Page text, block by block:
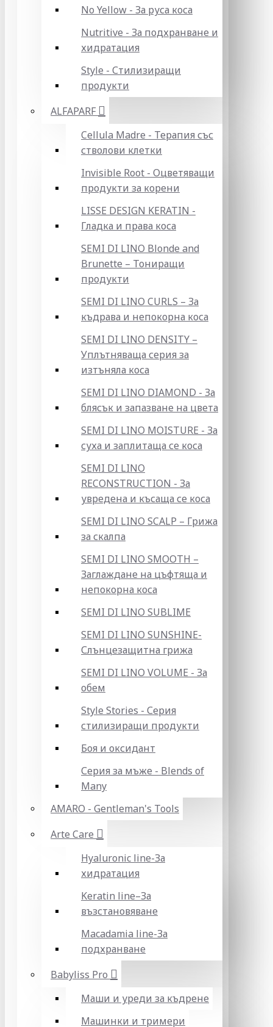
No Yellow - За руса коса
Nutritive - За подхранване и
хидратация
Style - Стилизиращи
продукти
ALFAPARF
Cellula Madre - Терапия със
стволови клетки
Invisible Root - Оцветяващи
продукти за корени
LISSE DESIGN KERATIN -
Гладка и права коса
SEMI DI LINO Blonde and
Brunette – Тониращи
продукти
SEMI DI LINO CURLS – За
къдрава и непокорна коса
SEMI DI LINO DENSITY –
Уплътняваща серия за
изтъняла коса
SEMI DI LINO DIAMOND - За
блясък и запазване на цвета
SEMI DI LINO MOISTURE - За
суха и заплитаща се коса
SEMI DI LINO
RECONSTRUCTION - За
увредена и късаща се коса
SEMI DI LINO SCALP – Грижа
за скалпа
SEMI DI LINO SMOOTH –
Заглаждане на цъфтяща и
непокорна коса
SEMI DI LINO SUBLIME
SEMI DI LINO SUNSHINE-
Слънцезащитна грижа
SEMI DI LINO VOLUME - За
обем
Style Stories - Серия
стилизиращи продукти
Боя и оксидант
Серия за мъже - Blends of
Many
AMARO - Gentleman's Tools
Arte Care
Hyaluronic line-За
хидратация
Keratin line–За
възстановяване
Macadamia line-За
подхранване
Babyliss Pro
Маши и уреди за къдрене
Машинки и тримери